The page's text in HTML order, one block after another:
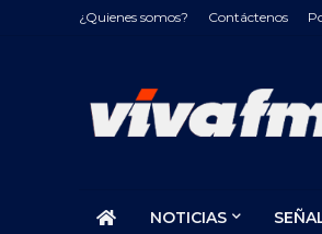
¿Quienes somos? Contáctenos
NOTICIAS